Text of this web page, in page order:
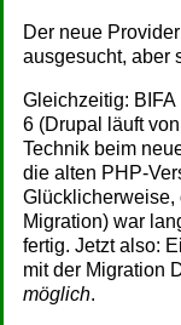
Der neue Provider
ausgesucht, aber
Gleichzeitig:
6 (Drupal läuft
Technik beim
die alten PHP-
Glücklicherweise,
Migration) war
fertig. Jetzt also:
mit der Migration
möglich.